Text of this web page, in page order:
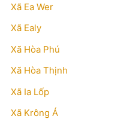
Xã Ea Wer
Xã Ealy
Xã Hòa Phú
Xã Hòa Thịnh
Xã Ia Lốp
Xã Krông Á